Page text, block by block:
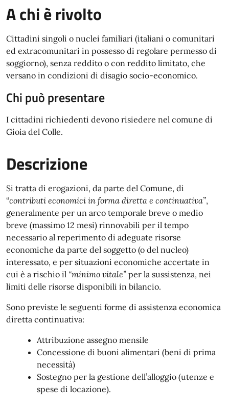
A chi è rivolto
Cittadini singoli o nuclei familiari (italiani o comunitari
ed extracomunitari in possesso di regolare permesso di
soggiorno), senza reddito o con reddito limitato, che
versano in condizioni di disagio socio-economico.
Chi può presentare
I cittadini richiedenti devono risiedere nel comune di
Gioia del Colle.
Descrizione
Si tratta di erogazioni, da parte del Comune, di
“contributi economici in forma diretta e continuativa”,
generalmente per un arco temporale breve o medio
breve (massimo 12 mesi) rinnovabili per il tempo
necessario al reperimento di adeguate risorse
economiche da parte del soggetto (o del nucleo)
interessato, e per situazioni economiche accertate in
cui è a rischio il “minimo vitale” per la sussistenza, nei
limiti delle risorse disponibili in bilancio.
Sono previste le seguenti forme di assistenza economica
diretta continuativa:
Attribuzione assegno mensile
Concessione di buoni alimentari (beni di prima
necessità)
Sostegno per la gestione dell’alloggio (utenze e
spese di locazione).